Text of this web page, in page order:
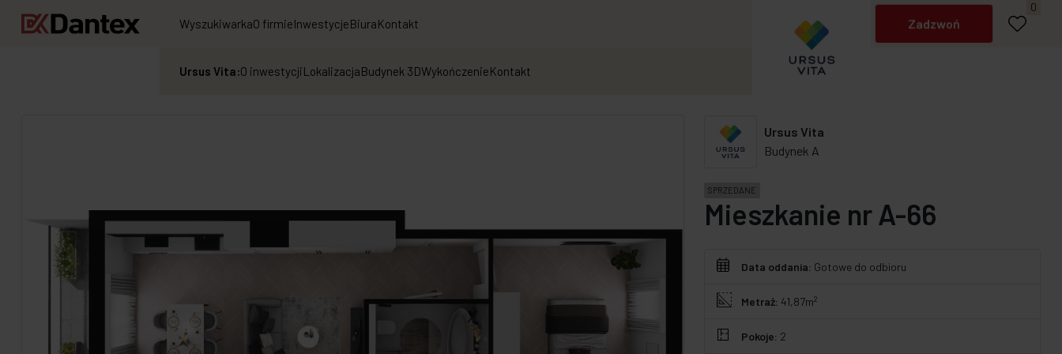
WyszukiwarkaO firmieInwestycjeBiuraKontakt
Zadzwoń
0
Ursus Vita:O inwestycjiLokalizacjaBudynek 3DWykończenieKontakt
Ursus Vita
Budynek A
SPRZEDANE
Mieszkanie nr A-66
Data oddania: Gotowe do odbioru
Metraż: 41,87m2
Pokoje: 2